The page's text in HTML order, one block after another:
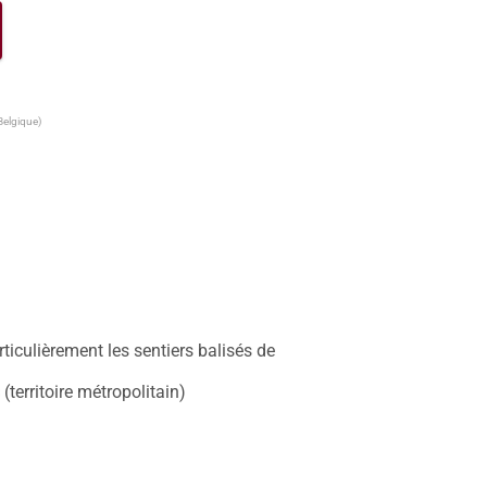
les sentiers balisés de
métropolitain)